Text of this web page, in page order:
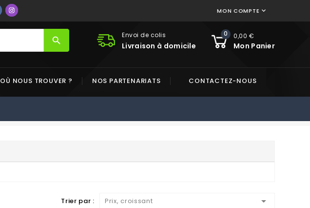
MON COMPTE 
0 0,00 €
Mon Panier
Envoi de colis
Livraison à domicile
search
OÙ NOUS TROUVER ? NOS PARTENARIATS CONTACTEZ-NOUS
Trier par : Prix, croissant 